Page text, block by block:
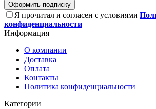
Оформить подписку
Я прочитал и согласен с условиями
конфиденциальности
Информация
О компании
Доставка
Оплата
Контакты
Политика конфиденциальности
Категории